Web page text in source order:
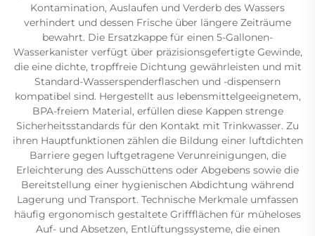
Kontamination, Auslaufen und Verderb des Wassers
verhindert und dessen Frische über längere Zeiträume
bewahrt. Die Ersatzkappe für einen 5-Gallonen-
Wasserkanister verfügt über präzisionsgefertigte Gewinde,
die eine dichte, tropffreie Dichtung gewährleisten und mit
Standard-Wasserspenderflaschen und -dispensern
kompatibel sind. Hergestellt aus lebensmittelgeeignetem,
BPA-freiem Material, erfüllen diese Kappen strenge
Sicherheitsstandards für den Kontakt mit Trinkwasser. Zu
ihren Hauptfunktionen zählen die Bildung einer luftdichten
Barriere gegen luftgetragene Verunreinigungen, die
Erleichterung des Ausschüttens oder Abgebens sowie die
Bereitstellung einer hygienischen Abdichtung während
Lagerung und Transport. Technische Merkmale umfassen
häufig ergonomisch gestaltete Griffflächen für müheloses
Auf- und Absetzen, Entlüftungssysteme, die einen